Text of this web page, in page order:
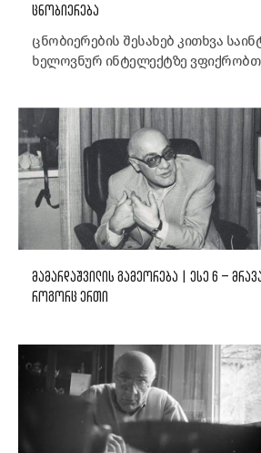
ᲪᲜᲝᲑᲘᲔᲠᲔᲑᲐ
ცნობიერების შესახებ კითხვა
ხელოვნურ ინტელექტზე ვფიქრობთ
ᲛᲐᲛᲐᲠᲓᲐᲨᲕᲘᲚᲘᲡ ᲒᲐᲛᲔᲝᲠᲔᲑᲐ | ᲔᲡᲔ 6 –
ᲠᲝᲒᲝᲠᲪ ᲔᲠᲗᲘ